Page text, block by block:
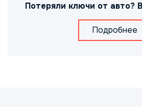
Потеряли ключи от авто?
Подробнее